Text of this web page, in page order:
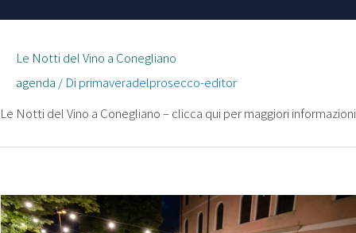
Le Notti del Vino a Conegliano
agenda / Di primaveradelprosecco-editor
Le Notti del Vino a Conegliano – clicca qui per maggiori informazioni